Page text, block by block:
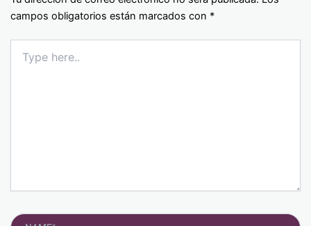
campos obligatorios están marcados con *
here..
Name*